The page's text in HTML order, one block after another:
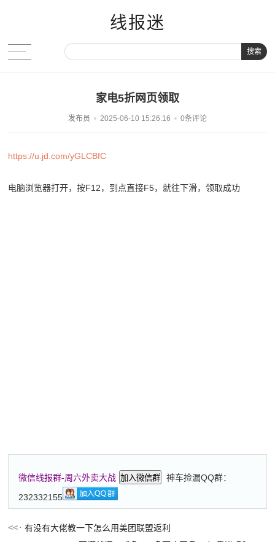
线报迷
搜索
家电5折网页领取
发布员 2025-06-10 15:26:16 0条评论
https://u.jd.com/yGLCBfC
电脑浏览器打开，按F12，到点直接F5，就往下滑，领取成功
微信线报群-周六外卖大战 加入微信群
神车捡漏QQ群：
232332155
有没有大佬教一下怎么用美团联盟返利